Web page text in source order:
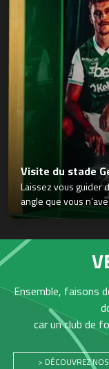
Visite du stade
Laissez vous guider
angle que vous
Ensemble, faisons
car un club de
> DÉCOUVREZ